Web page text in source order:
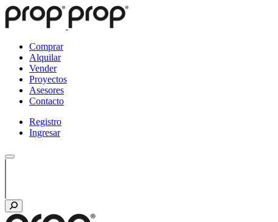
Comprar
Alquilar
Vender
Proyectos
Asesores
Contacto
Registro
Ingresar